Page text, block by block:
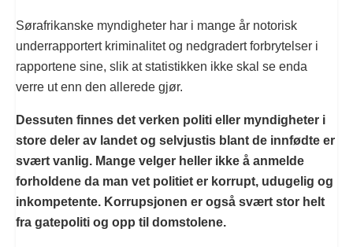
Sørafrikanske myndigheter har i mange år notorisk
underrapportert kriminalitet og nedgradert forbrytelser i
rapportene sine, slik at statistikken ikke skal se enda
verre ut enn den allerede gjør.
Dessuten finnes det verken politi eller myndigheter i
store deler av landet og selvjustis blant de innfødte er
svært vanlig. Mange velger heller ikke å anmelde
forholdene da man vet politiet er korrupt, udugelig og
inkompetente. Korrupsjonen er også svært stor helt
fra gatepoliti og opp til domstolene.